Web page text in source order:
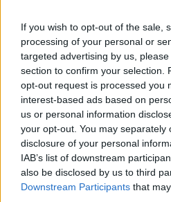
If you wish to opt-out of the sale,
processing of your personal or
targeted advertising by us,
section to confirm your selection.
opt-out request is processed you
interest-based ads based on
us or personal information
your opt-out. You may separately
disclosure of your personal
IAB’s list of downstream
also be disclosed by us to third
Downstream Participants that
Cum au primit doi
de pușcărie